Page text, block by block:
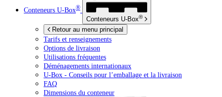
Conteneurs U-Box®
Conteneurs U-Box®
Retour au menu principal
Tarifs et renseignements
Options de livraison
Utilisations fréquentes
Déménagements internationaux
U-Box - Conseils pour l’emballage et la livraison
FAQ
Dimensions du conteneur